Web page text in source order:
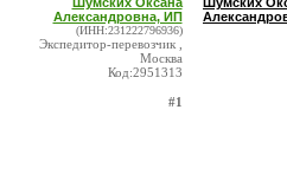
Александровна, ИП
(ИНН:231222796936)
Экспедитор-перевозчик ,
Москва
Код:2951313
#1